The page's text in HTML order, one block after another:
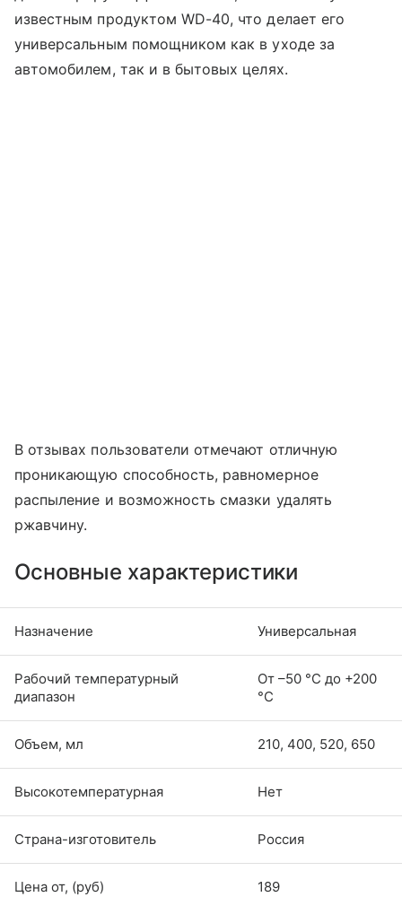
известным продуктом WD-40, что делает его
универсальным помощником как в уходе за
автомобилем, так и в бытовых целях.
В отзывах пользователи отмечают отличную
проникающую способность, равномерное
распыление и возможность смазки удалять
ржавчину.
Основные характеристики
Назначение Универсальная
Рабочий температурный
диапазон
От –50 °С до +200
°С
Объем, мл 210, 400, 520, 650
Высокотемпературная Нет
Страна-изготовитель Россия
Цена от, (руб) 189